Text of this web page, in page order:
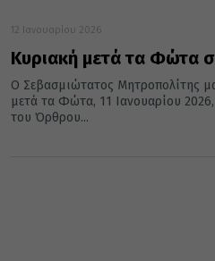
12 Ιανουαρίου 2026
Κυριακή μετά τα Φώτα
Ο Σεβασμιώτατος Μητροπολίτης
μετά τα Φώτα, 11 Ιανουαρίου
του Όρθρου...